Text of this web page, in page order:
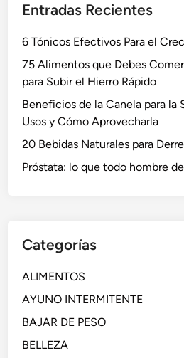
Entradas Recientes
6 Tónicos Efectivos Para el
75 Alimentos que Debes
para Subir el Hierro Rápido
Beneficios de la Canela para la
Usos y Cómo Aprovecharla
20 Bebidas Naturales para
Próstata: lo que todo hombre
Categorías
ALIMENTOS
AYUNO INTERMITENTE
BAJAR DE PESO
BELLEZA